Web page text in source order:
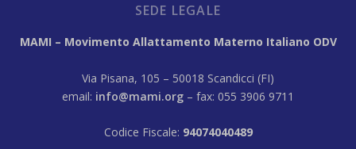
SEDE LEGALE
MAMI – Movimento Allattamento Materno Italiano ODV
Via Pisana, 105 – 50018 Scandicci (FI)
email: info@mami.org – fax: 055 3906 9711
Codice Fiscale: 94074040489